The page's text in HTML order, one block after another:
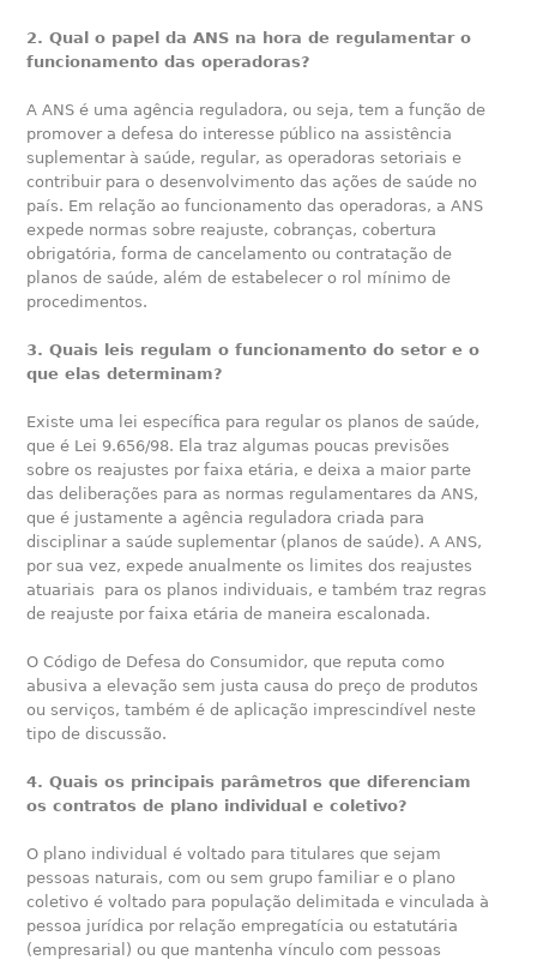
2. Qual o papel da ANS na hora de regulamentar o
funcionamento das operadoras?
A ANS é uma agência reguladora, ou seja, tem a função de
promover a defesa do interesse público na assistência
suplementar à saúde, regular, as operadoras setoriais e
contribuir para o desenvolvimento das ações de saúde no
país. Em relação ao funcionamento das operadoras, a ANS
expede normas sobre reajuste, cobranças, cobertura
obrigatória, forma de cancelamento ou contratação de
planos de saúde, além de estabelecer o rol mínimo de
procedimentos.
3. Quais leis regulam o funcionamento do setor e o
que elas determinam?
Existe uma lei específica para regular os planos de saúde,
que é Lei 9.656/98. Ela traz algumas poucas previsões
sobre os reajustes por faixa etária, e deixa a maior parte
das deliberações para as normas regulamentares da ANS,
que é justamente a agência reguladora criada para
disciplinar a saúde suplementar (planos de saúde). A ANS,
por sua vez, expede anualmente os limites dos reajustes
atuariais para os planos individuais, e também traz regras
de reajuste por faixa etária de maneira escalonada.
O Código de Defesa do Consumidor, que reputa como
abusiva a elevação sem justa causa do preço de produtos
ou serviços, também é de aplicação imprescindível neste
tipo de discussão.
4. Quais os principais parâmetros que diferenciam
os contratos de plano individual e coletivo?
O plano individual é voltado para titulares que sejam
pessoas naturais, com ou sem grupo familiar e o plano
coletivo é voltado para população delimitada e vinculada à
pessoa jurídica por relação empregatícia ou estatutária
(empresarial) ou que mantenha vínculo com pessoas